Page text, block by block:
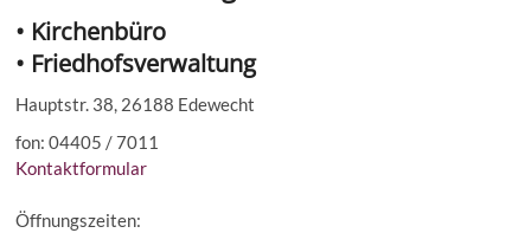
• Kirchenbüro
• Friedhofsverwaltung
Hauptstr. 38, 26188 Edewecht
fon: 04405 / 7011
Kontaktformular
Öffnungszeiten: